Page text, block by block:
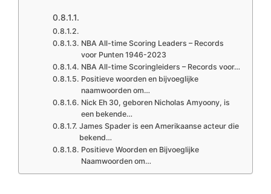
NBA All-time Scoring Leaders – Records
voor Punten 1946-2023
NBA All-time Scoringleiders – Records voor…
Positieve woorden en bijvoeglijke
naamwoorden om…
Nick Eh 30, geboren Nicholas Amyoony, is
een bekende…
James Spader is een Amerikaanse acteur die
bekend…
Positieve Woorden en Bijvoeglijke
Naamwoorden om…